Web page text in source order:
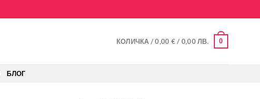
КОЛИЧКА /0,00 €/ 0,00 ЛВ. 0
БЛОГ